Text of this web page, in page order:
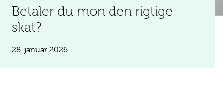
Betaler du mon den rigtige
skat?
28. januar 2026